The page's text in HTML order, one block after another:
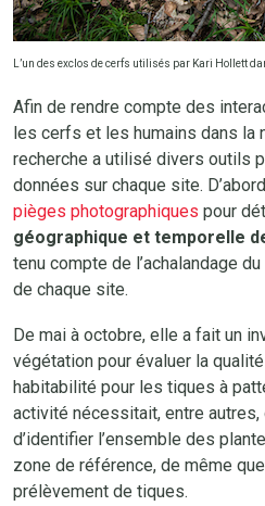
L’un des exclos de cerfs utilisés par Kari Hollett
Afin de rendre compte des
les cerfs et les humains dans la
recherche a utilisé divers outils
données sur chaque site.
pièges photographiques pour
géographique et temporelle
tenu compte de l’achalandage
de chaque site.
De mai à octobre, elle a fait un
végétation pour évaluer la
habitabilité pour les tiques à
activité nécessitait, entre
d’identifier l’ensemble des
zone de référence, de même
prélèvement de tiques.